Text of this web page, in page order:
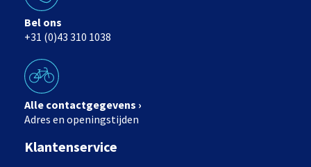
Bel ons
+31 (0)43 310 1038
Alle contactgegevens ›
Adres en openingstijden
Klantenservice